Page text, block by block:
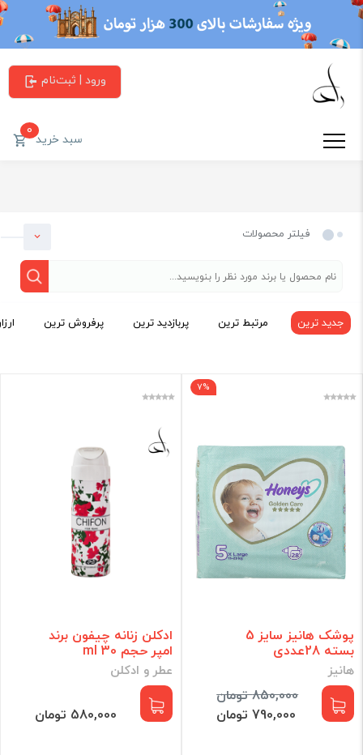
ورود | ثبت‌نام
سبد خرید0
فیلتر محصولات
دسته بندی
خانه و آشپزخانه
کودک
زیبایی مو
آرایشی
بهداشتی
برند
فیلتر براساس قیمت :
قیمت: تومان
جدید ترین مرتبط ترین پربازدید ترین پرفروش ترین
7%
پوشک هانیز سایز 5
بسته 28عددی
هانیز
850,000 تومان
790,000 تومان
ادکلن زنانه چیفون برند
امپر حجم 30 ml
عطر و ادکلن
580,000 تومان